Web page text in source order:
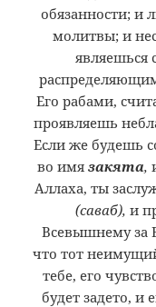
обязанности; и
молитвы; и
являешься
Его рабами,
проявляешь
Если же будешь
во имя закята,
Аллаха, ты
(саваб), и
Всевышнему за
что тот
тебе, его
будет задето, и